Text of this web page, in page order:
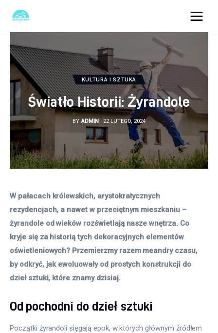
Turystyka
Lifestyle
Dom i ogród
Zdrowie
KULTURA I SZTUKA
Światło Historii: Żyrandole
BY ADMIN 22 LUTEGO, 2024
W pałacach królewskich, arystokratycznych
rezydencjach, a nawet w przeciętnym mieszkaniu –
żyrandole od wieków rozświetlają nasze wnętrza. Co
kryje się za historią tych dekoracyjnych elementów
oświetleniowych? Przemierzmy razem meandry czasu,
by odkryć, jak ewoluowały od prostych konstrukcji do
dzieł sztuki, które znamy dzisiaj.
Od pochodni do dzieł sztuki
Początki żyrandoli sięgają epok, w których głównym źródłem